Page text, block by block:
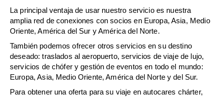
La principal ventaja de usar nuestro servicio es nuestra
amplia red de conexiones con socios en Europa, Asia, Medio
Oriente, América del Sur y América del Norte.
También podemos ofrecer otros servicios en su destino
deseado: traslados al aeropuerto, servicios de viaje de lujo,
servicios de chófer y gestión de eventos en todo el mundo:
Europa, Asia, Medio Oriente, América del Norte y del Sur.
Para obtener una oferta para su viaje en autocares chárter,